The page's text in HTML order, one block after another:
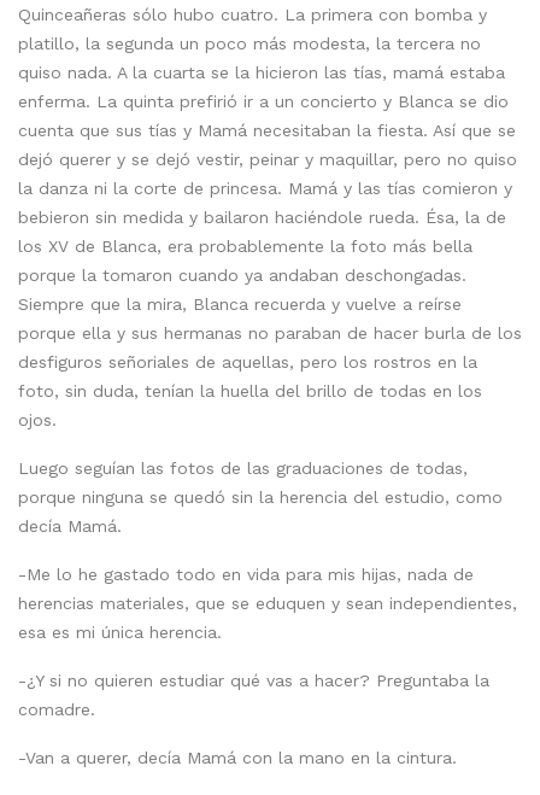
Quinceañeras sólo hubo cuatro. La primera con bomba y
platillo, la segunda un poco más modesta, la tercera no
quiso nada. A la cuarta se la hicieron las tías, mamá estaba
enferma. La quinta prefirió ir a un concierto y Blanca se dio
cuenta que sus tías y Mamá necesitaban la fiesta. Así que se
dejó querer y se dejó vestir, peinar y maquillar, pero no quiso
la danza ni la corte de princesa. Mamá y las tías comieron y
bebieron sin medida y bailaron haciéndole rueda. Ésa, la de
los XV de Blanca, era probablemente la foto más bella
porque la tomaron cuando ya andaban deschongadas.
Siempre que la mira, Blanca recuerda y vuelve a reírse
porque ella y sus hermanas no paraban de hacer burla de los
desfiguros señoriales de aquellas, pero los rostros en la
foto, sin duda, tenían la huella del brillo de todas en los
ojos.
Luego seguían las fotos de las graduaciones de todas,
porque ninguna se quedó sin la herencia del estudio, como
decía Mamá.
-Me lo he gastado todo en vida para mis hijas, nada de
herencias materiales, que se eduquen y sean independientes,
esa es mi única herencia.
-¿Y si no quieren estudiar qué vas a hacer? Preguntaba la
comadre.
-Van a querer, decía Mamá con la mano en la cintura.